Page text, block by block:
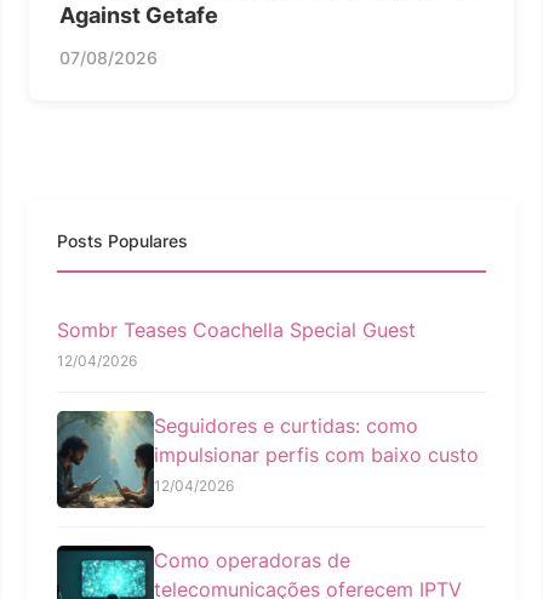
Against Getafe
07/08/2026
Posts Populares
Sombr Teases Coachella Special Guest
12/04/2026
Seguidores e curtidas: como
impulsionar perfis com baixo custo
12/04/2026
Como operadoras de
telecomunicações oferecem IPTV